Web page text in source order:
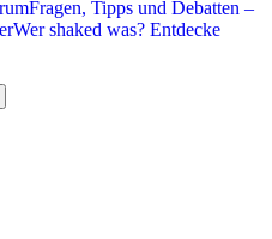
Fragen, Tipps und Debatten –
Wer shaked was? Entdecke